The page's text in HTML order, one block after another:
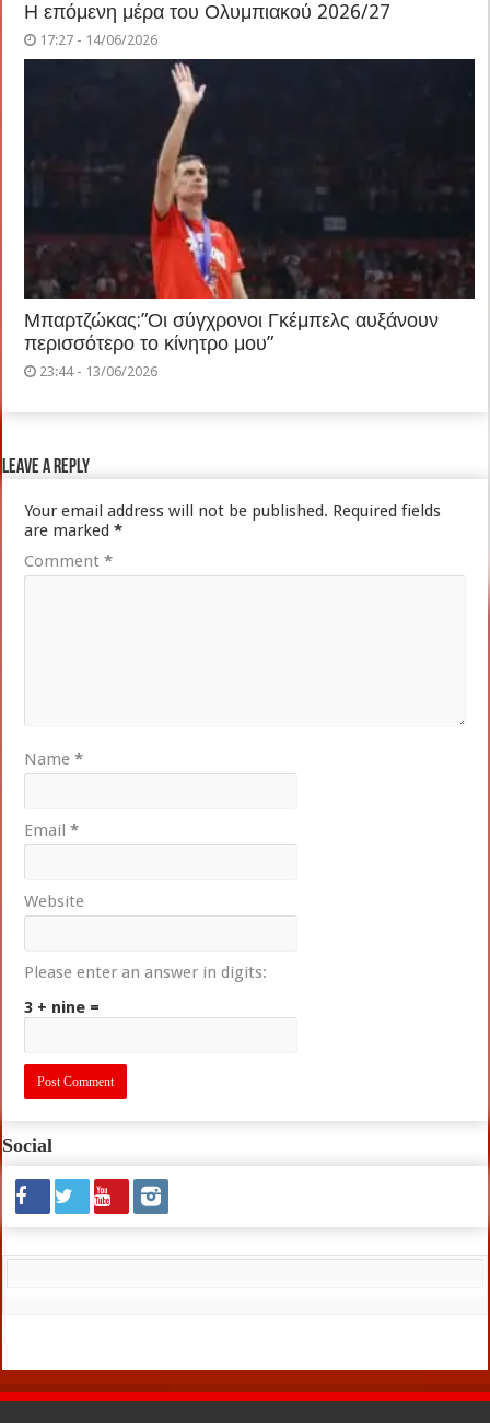
Η επόμενη μέρα του Ολυμπιακού 2026/27
17:27 - 14/06/2026
Μπαρτζώκας:”Οι σύγχρονοι Γκέμπελς αυξάνουν
περισσότερο το κίνητρο μου”
23:44 - 13/06/2026
Leave a Reply
Your email address will not be published. Required fields
are marked*
Comment*
Name*
Email*
Website
Please enter an answer in digits:
3 + nine =
Social